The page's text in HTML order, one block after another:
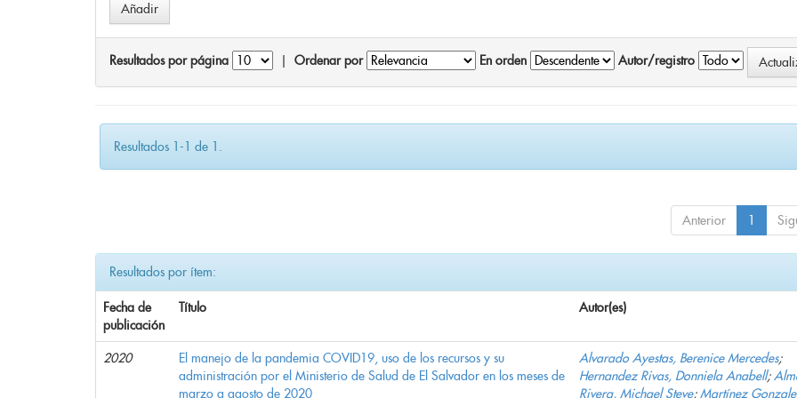
Resultados por página Ordenar por En orden Autor/registro
Resultados 1-1 de 1.
Anterior 1
Resultados por ítem:
Fecha de
publicación
Título Autor(es)
2020
El manejo de la pandemia COVID19, uso de los recursos y su
administración por el Ministerio de Salud de El Salvador en los meses de
marzo a agosto de 2020
Alvarado Ayestas, Berenice Mercedes;
Hernandez Rivas, Donniela Anabell;
Rivera, Michael Steve;Martínez